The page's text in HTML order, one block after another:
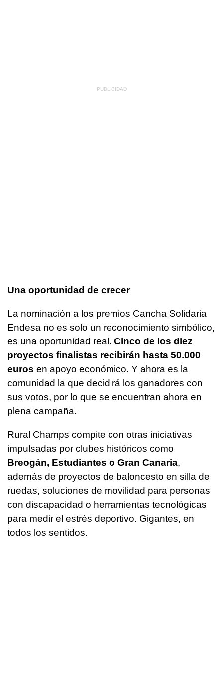
Una oportunidad de crecer
La nominación a los premios Cancha Solidaria
Endesa no es solo un reconocimiento simbólico,
es una oportunidad real. Cinco de los diez
proyectos finalistas recibirán hasta 50.000
euros en apoyo económico. Y ahora es la
comunidad la que decidirá los ganadores con
sus votos, por lo que se encuentran ahora en
plena campaña.
Rural Champs compite con otras iniciativas
impulsadas por clubes históricos como
Breogán, Estudiantes o Gran Canaria,
además de proyectos de baloncesto en silla de
ruedas, soluciones de movilidad para personas
con discapacidad o herramientas tecnológicas
para medir el estrés deportivo. Gigantes, en
todos los sentidos.